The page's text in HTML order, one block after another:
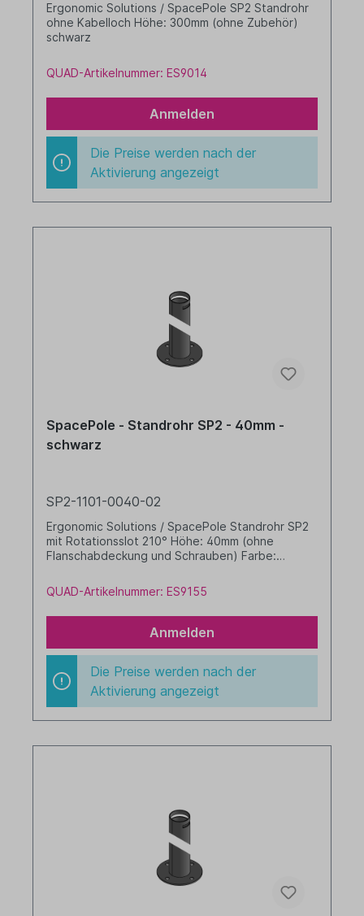
Ergonomic Solutions / SpacePole SP2 Standrohr
ohne Kabelloch Höhe: 300mm (ohne Zubehör)
schwarz
QUAD-Artikelnummer: ES9014
Anmelden
Die Preise werden nach der
Aktivierung angezeigt
SpacePole - Standrohr SP2 - 40mm -
schwarz
SP2-1101-0040-02
Ergonomic Solutions / SpacePole Standrohr SP2
mit Rotationsslot 210° Höhe: 40mm (ohne
Flanschabdeckung und Schrauben) Farbe:
QUAD-Artikelnummer: ES9155
Anmelden
Die Preise werden nach der
Aktivierung angezeigt